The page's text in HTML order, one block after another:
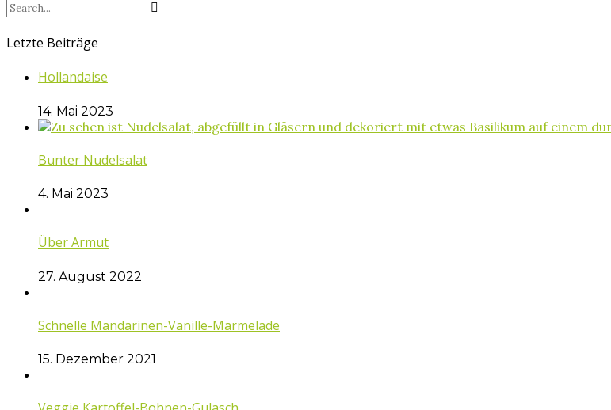
Letzte Beiträge
Hollandaise
14. Mai 2023
Bunter Nudelsalat
4. Mai 2023
Über Armut
27. August 2022
Schnelle Mandarinen-Vanille-Marmelade
15. Dezember 2021